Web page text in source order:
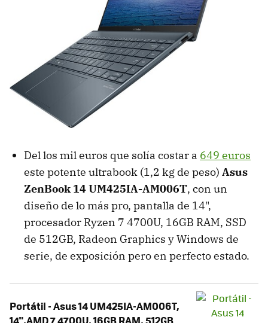
Del los mil euros que solía costar a 649 euros
este potente ultrabook (1,2 kg de peso) Asus
ZenBook 14 UM425IA-AM006T, con un
diseño de lo más pro, pantalla de 14",
procesador Ryzen 7 4700U, 16GB RAM, SSD
de 512GB, Radeon Graphics y Windows de
serie, de exposición pero en perfecto estado.
Portátil - Asus 14 UM425IA-AM006T,
14",AMD 7 4700U, 16GB RAM, 512GB